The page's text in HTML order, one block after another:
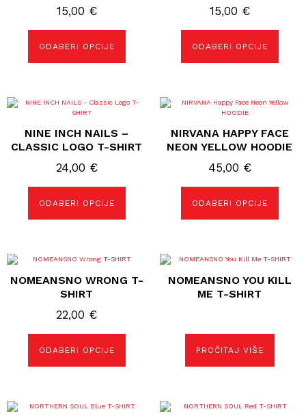
15,00 €
ODABERI OPCIJE
Opcije
se
na
15,00 €
ODABERI OPCIJE
Opcije
se
na
NINE INCH NAILS –
CLASSIC LOGO T-SHIRT
24,00 €
ODABERI OPCIJE
Ovaj
proizvod
više
varijanti.
Opcije
se
mogu
stranici
NIRVANA HAPPY FACE
NEON YELLOW HOODIE
45,00 €
ODABERI OPCIJE
Ovaj
proizvod
više
varijanti.
Opcije
se
mogu
stranici
NOMEANSNO WRONG T-
SHIRT
22,00 €
ODABERI OPCIJE
Ovaj
ima
varijanti.
Opcije
se
na
NOMEANSNO YOU KILL
ME T-SHIRT
PROČITAJ VIŠE
Ovaj
Ovaj